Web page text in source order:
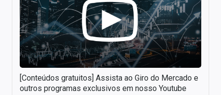
[Conteúdos gratuitos] Assista ao Giro do Mercado e
outros programas exclusivos em nosso Youtube